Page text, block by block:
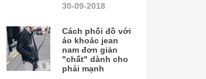
30-09-2018
Cách phối đồ với
áo khoác jean
nam đơn giản
"chất" dành cho
phái mạnh